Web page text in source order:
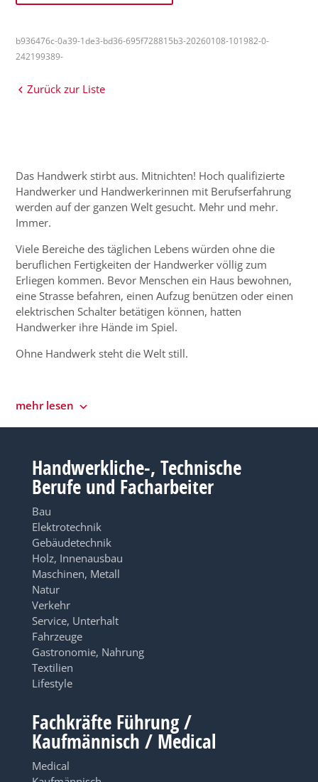
b936476c-0a39-1de3-bd36-695f728815b3-20260108-101982-0-
242199389-
Zurück zur Liste
Das Handwerk stirbt aus. Mitnichten! Hoch qualifizierte
Handwerker und Handwerkerinnen mit Berufserfahrung
werden auf der ganzen Welt gesucht. Mehr und mehr.
Immer.
Viele Bereiche des täglichen Lebens würden ohne die
beruflichen Fertigkeiten der Handwerker völlig zum
Erliegen kommen. Bevor Menschen ein Haus bewohnen,
eine Strasse befahren, einen Aufzug benützen oder einen
elektrischen Schalter betätigen können, hatten
Handwerker ihre Hände im Spiel.
Ohne Handwerk steht die Welt still.
mehr lesen
Handwerkliche-, Technische
Berufe und Facharbeiter
Bau
Elektrotechnik
Gebäudetechnik
Holz, Innenausbau
Maschinen, Metall
Natur
Verkehr
Service, Unterhalt
Fahrzeuge
Gastronomie, Nahrung
Textilien
Lifestyle
Fachkräfte Führung /
Kaufmännisch / Medical
Medical